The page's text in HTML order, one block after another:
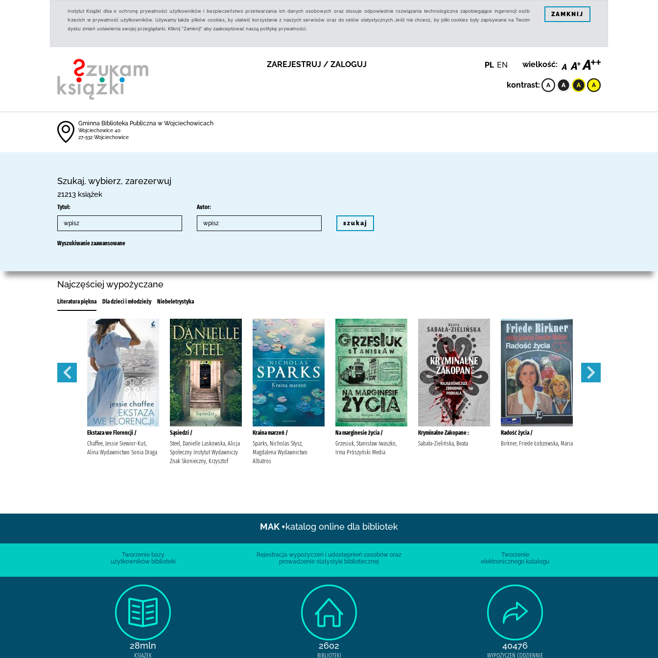
Instytut Książki dba o ochronę prywatności użytkowników i bezpieczeństwo przetwarzania ich danych osobowych oraz stosuje odpowiednie rozwiązania technologiczne zapobiegające ingerencji osób
trzecich w prywatność użytkowników. Używamy także plików cookies, by ułatwić korzystanie z naszych serwisów oraz do celów statystycznych.Jeśli nie chcesz, by pliki cookies były zapisywane na Twoim
dysku zmień ustawienia swojej przeglądarki. Kliknij "Zamknij" aby zaakceptować naszą politykę prywatności.
ZAMKNIJ
ZAREJESTRUJ / ZALOGUJ PL EN wielkość:
kontrast:
Gminna Biblioteka Publiczna w Wojciechowicach
Wojciechowice 40
27-532 Wojciechowice
Szukaj, wybierz, zarezerwuj
21213 książek
Tytuł: Autor:
szukaj
Wyszukiwanie zaawansowane
Najczęściej wypożyczane
Literatura piękna Dla dzieci i młodzieży Niebeletrystyka
Ekstaza we Florencji /
Chaffee, Jessie Siewior-Kuś,
Alina Wydawnictwo Sonia Draga
Sąsiedzi /
Steel, Danielle Laskowska, Alicja
Społeczny Instytut Wydawniczy
Znak Skonieczny, Krzysztof
Kraina marzeń /
Sparks, Nicholas Słysz,
Magdalena Wydawnictwo
Albatros
Na marginesie życia /
Grzesiuk, Stanisław Iwaszko,
Irma Prószyński Media
Kryminalne Zakopane :
Sabała-Zielińska, Beata
Radość życia /
Birkner, Friede Łobzowska, Maria
MAK +katalog online dla bibliotek
Tworzenie bazy
użytkowników biblioteki
Rejestracja wypożyczeń i udostępnień zasobów oraz
prowadzenie statystyki bibliotecznej
Tworzenie
elektronicznego katalogu
28mln
KSIĄŻEK
2602
BIBLIOTEKI
40476
WYPOŻYCZEŃ CODZIENNIE